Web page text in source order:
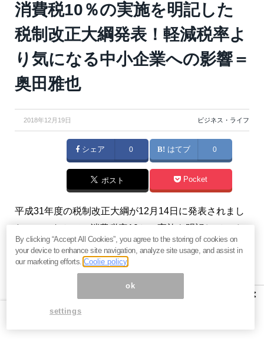
消費税10％の実施を明記した
税制改正大綱発表！軽減税率よ
り気になる中小企業への影響＝
奥田雅也
2018年12月19日 ビジネス・ライフ
シェア 0 はてブ 0
ポスト Pocket
平成31年度の税制改正大綱が12月14日に発表されまし
た。このなかで、消費税率10％の実施を明記している
点をはじめ、いくつか注目のポイントについて解説し
ます。（『奥田雅也の「無料メルマガでは書けない法
×
By clicking “Accept All Cookies”, you agree to the storing of cookies on
your device to enhance site navigation, analyze site usage, and assist in
our marketing efforts.Coolie policy
ok
settings